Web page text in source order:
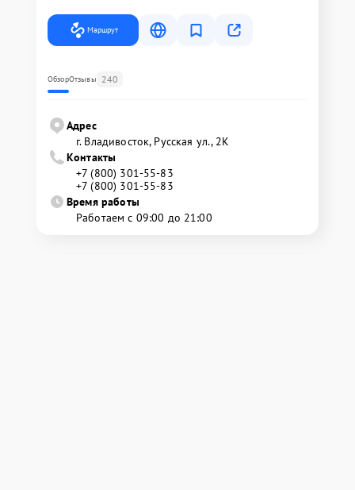
Маршрут
ОбзорОтзывы 240
Адрес
г. Владивосток, Русская ул., 2К
Контакты
+7 (800) 301-55-83
+7 (800) 301-55-83
Время работы
Работаем с 09:00 до 21:00